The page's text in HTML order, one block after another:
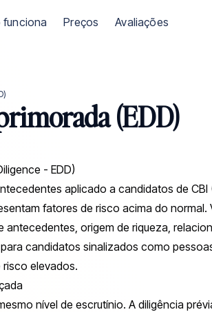
funciona Preços Avaliações
(EDD)
- EDD)
aplicado a candidatos de CBI
fatores de risco acima do normal.
antecedentes, origem de riqueza,
candidatos sinalizados como
elevados.
nível de escrutínio. A diligência